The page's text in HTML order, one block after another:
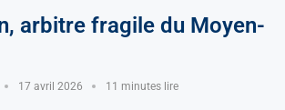
arbitre fragile du Moyen-
17 avril 2026 11 minutes lire